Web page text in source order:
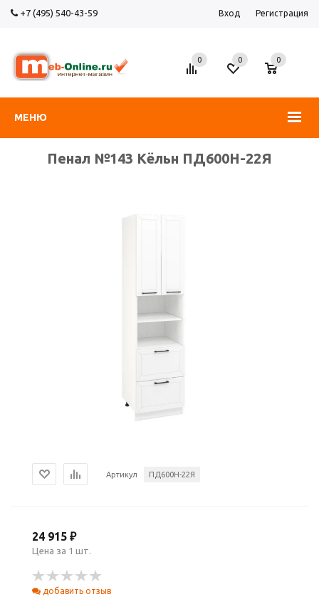
+7 (495) 540-43-59 Вход Регистрация
МЕНЮ
0 0
0
Пенал №143 Кёльн ПД600Н-22Я
Артикул ПД600Н-22Я
24 915 ₽
Цена за 1 шт.
добавить отзыв